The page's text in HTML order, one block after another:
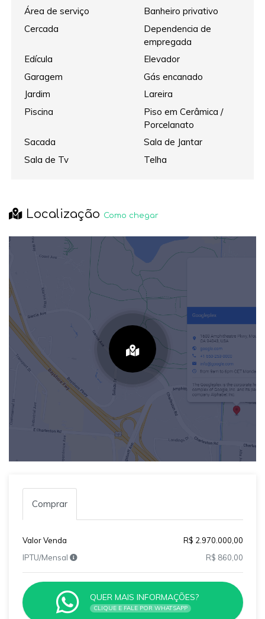
Área de serviço
Banheiro privativo
Cercada
Dependencia de
empregada
Edícula
Elevador
Garagem
Gás encanado
Jardim
Lareira
Piscina
Piso em Cerâmica /
Porcelanato
Sacada
Sala de Jantar
Sala de Tv
Telha
Localização Como chegar
Comprar
Valor Venda
R$ 2.970.000,00
IPTU/Mensal
R$ 860,00
QUER MAIS INFORMAÇÕES?
CLIQUE E FALE POR WHATSAPP